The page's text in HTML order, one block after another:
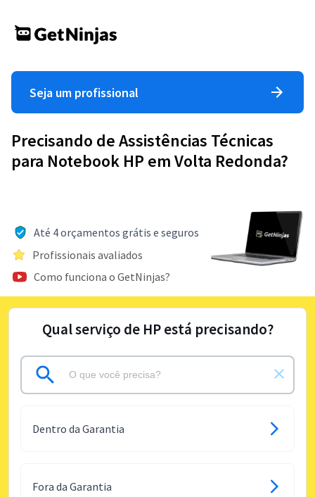
Seja um profissional
Precisando de Assistências Técnicas
para Notebook HP em Volta Redonda?
Até 4 orçamentos grátis e seguros
Profissionais avaliados
Como funciona o GetNinjas?
Qual serviço de HP está precisando?
Dentro da Garantia
Fora da Garantia